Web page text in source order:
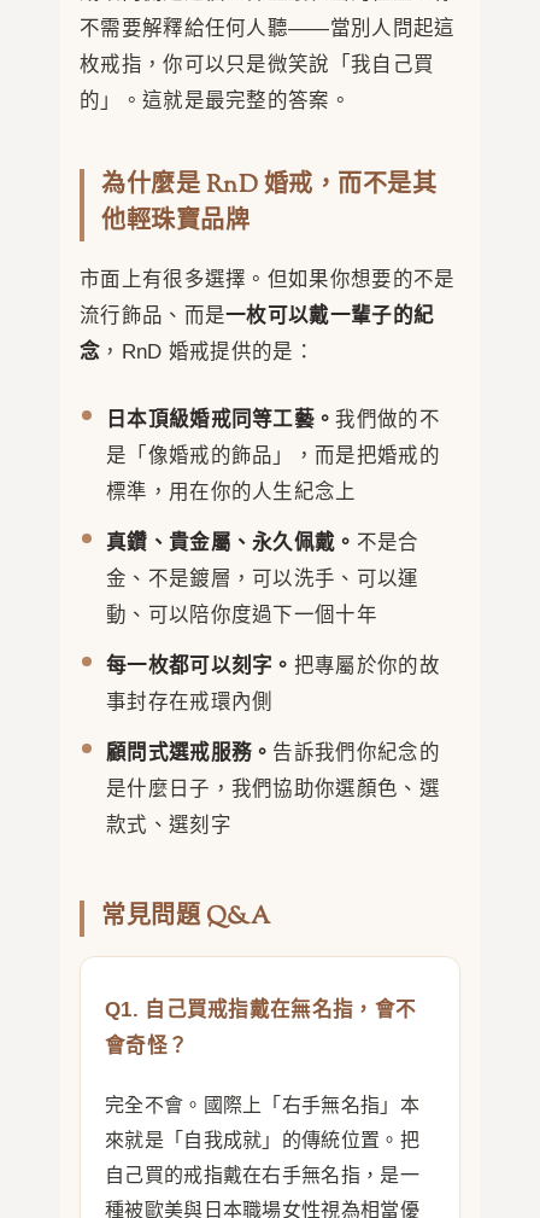
不需要解釋給任何人聽——當別人問起這
枚戒指，你可以只是微笑說「我自己買
的」。這就是最完整的答案。
為什麼是 RnD 婚戒，而不是其
他輕珠寶品牌
市面上有很多選擇。但如果你想要的不是
流行飾品、而是一枚可以戴一輩子的紀
念 ，RnD 婚戒提供的是：
日本頂級婚戒同等工藝。我們做的不
是「像婚戒的飾品」，而是把婚戒的
標準，用在你的人生紀念上
真鑽、貴金屬、永久佩戴。 不是合
金、不是鍍層，可以洗手、可以運
動、可以陪你度過下一個十年
每一枚都可以刻字。 把專屬於你的故
事封存在戒環內側
顧問式選戒服務。 告訴我們你紀念的
是什麼日子，我們協助你選顏色、選
款式、選刻字
常見問題 Q&A
Q1. 自己買戒指戴在無名指，會不
會奇怪？
完全不會。國際上「右手無名指」本
來就是「自我成就」的傳統位置。把
自己買的戒指戴在右手無名指，是一
種被歐美與日本職場女性視為相當優